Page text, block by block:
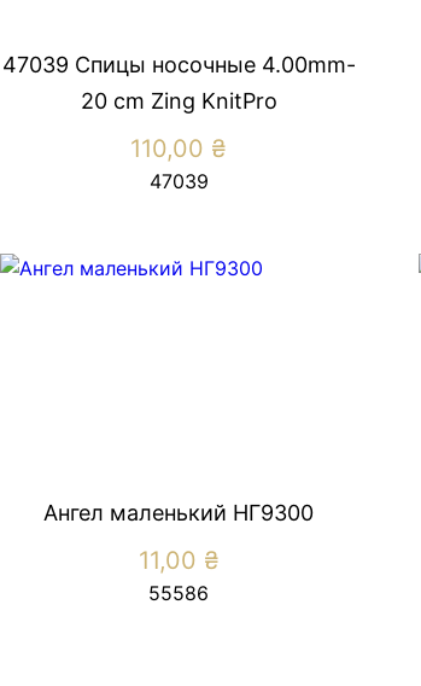
47039 Спицы носочные 4.00mm-
20 cm Zing KnitPro
110,00 ₴
47039
Ангел маленький НГ9300
11,00 ₴
55586